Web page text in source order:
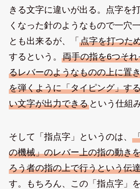
きる文字に違いが出る。点字を
くなった針のようなもので一穴
とも出来るが、「 点字を打つた
するという。 両手の指を6つそ
るレバーのようなものの上に置
を弾くように「タイピング」す
い文字が出力できるという仕組
そして「指点字」というのは、
の機械」のレバー上の指の動き
ろう者の指の上で行うという伝
す。もちろん、この「指点字」